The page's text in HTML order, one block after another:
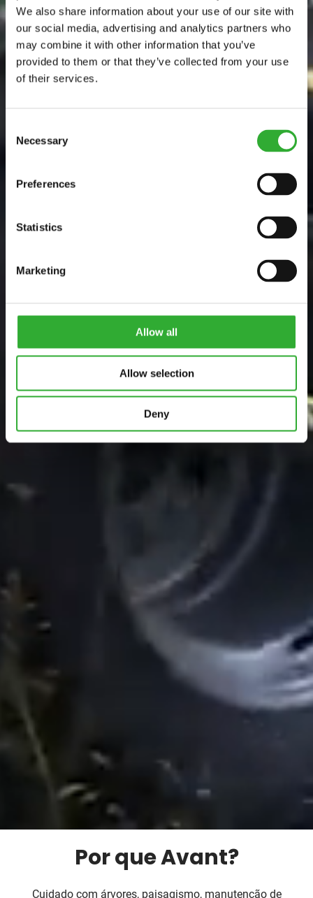
We also share information about your use of our site with
our social media, advertising and analytics partners who
may combine it with other information that you’ve
provided to them or that they’ve collected from your use
of their services.
Selection
Necessary
Preferences
Statistics
Marketing
Allow all
Allow selection
Deny
Por que Avant?
Cuidado com árvores, paisagismo, manutenção de